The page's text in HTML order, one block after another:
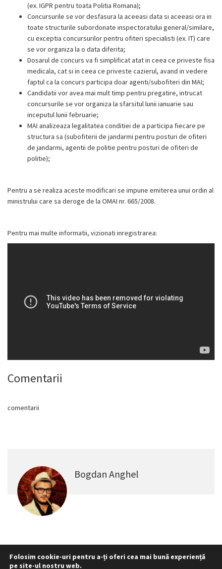
(ex. IGPR pentru toata Politia Romana);
Concursurile se vor desfasura la aceeasi data si aceeasi ora in
toate structurile subordonate inspectoratului general/similare,
cu exceptia concursurilor pentru ofiteri specialisti (ex. IT) care
se vor organiza la o data diferita;
Dosarul de concurs va fi simplificat atat in ceea ce priveste fisa
medicala, cat si in ceea ce priveste cazierul, avand in vedere
faptul ca la concurs participa doar agenti/subofiteri din MAI;
Candidatii vor avea mai mult timp pentru pregatire, intrucat
concursurile se vor organiza la sfarsitul lunii ianuarie sau
inceputul lunii februarie;
MAI analizeaza legalitatea conditiei de a participa fiecare pe
structura sa (subofiterii de jandarmi pentru posturi de ofiteri
de jandarmi, agentii de politie pentru posturi de ofiteri de
politie);
Pentru a se realiza aceste modificari se impune emiterea unui ordin al
ministrului care sa deroge de la OMAI nr. 665/2008.
Pentru mai multe informatii, vizionati inregistrarea:
Comentarii
comentarii
Bogdan Anghel
Folosim cookie-uri pentru a-ți oferi cea mai bună experiență
pe site-ul nostru web.